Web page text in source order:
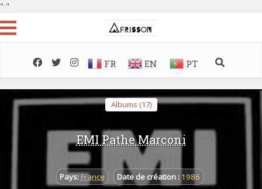
" "
FR EN PT
Albums (17)
EMI Pathe Marconi
Pays:France Date de création : 1986